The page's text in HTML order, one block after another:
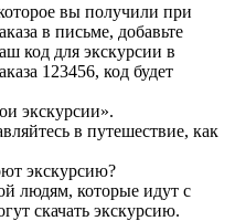
вы получили при
в письме, добавьте
код для экскурсии в
123456, код будет
экскурсии».
в путешествие, как
экскурсию?
людям, которые идут с
скачать экскурсию.